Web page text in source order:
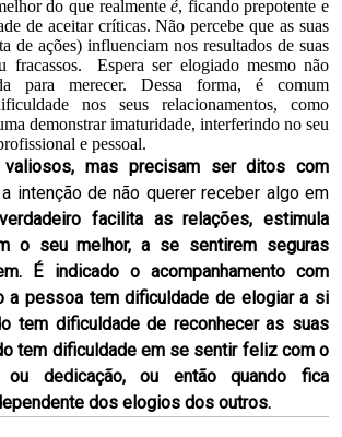
do que realmenteé, ficando prepotente e
de aceitar críticas. Não percebe que as suas
de ações) influenciam nos resultados de suas
fracassos. Espera ser elogiado mesmo não
para merecer. Dessa forma, é comum
nos seus relacionamentos, como
demonstrar imaturidade, interferindo no seu
e pessoal.
mas precisam ser ditos com
intenção de não querer receber algo em
facilita as relações, estimula
o seu melhor, a se sentirem seguras
É indicado o acompanhamento com
a pessoa tem dificuldade de elogiar a si
tem dificuldade de reconhecer as suas
tem dificuldade em se sentir feliz com o
ou dedicação, ou então quando fica
dos elogios dos outros.